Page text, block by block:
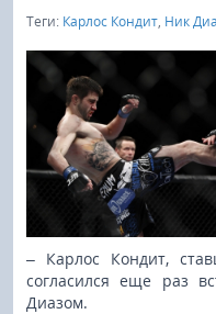
Теги: Карлос Кондит, Ник
– Карлос Кондит,
согласился еще раз
Диазом.
Бокс
UFC и MMA
Муай тай